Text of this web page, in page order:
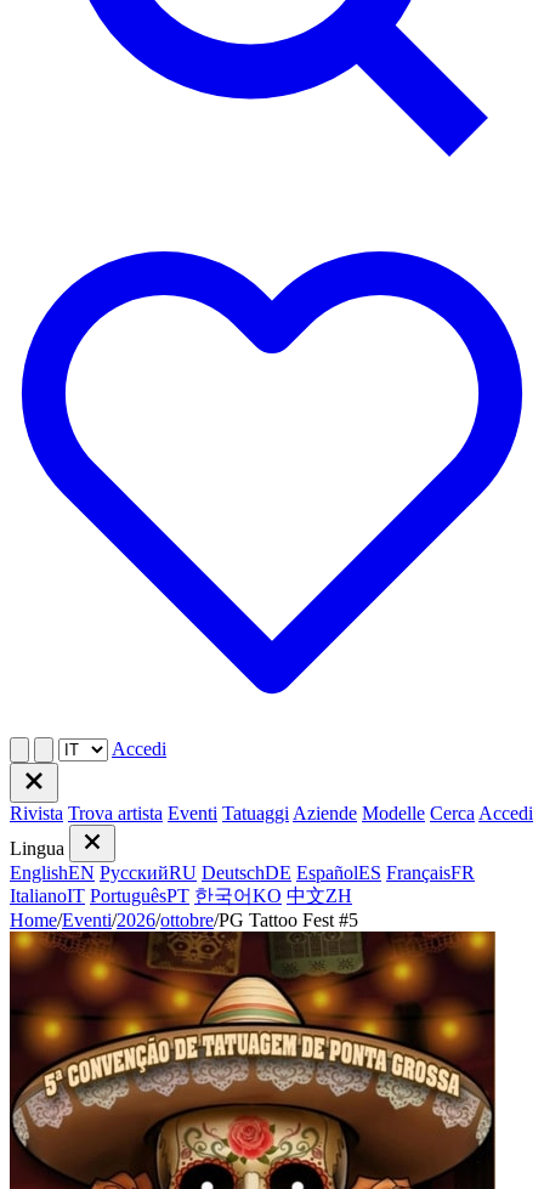
Accedi
Rivista Trova artista Eventi Tatuaggi Aziende Modelle Cerca Accedi
Lingua
EnglishEN РусскийRU DeutschDE EspañolES FrançaisFR
ItalianoIT PortuguêsPT 한국어KO 中文ZH
Home/Eventi/2026/ottobre/PG Tattoo Fest #5